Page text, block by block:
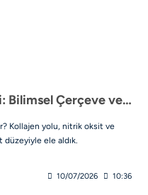
Arjinin Cilt Sağlığına Etkisi: Bilimsel Çerçeve ve Kanıt Durumu
Kollajen yolu, nitrik oksit ve
düzeyiyle ele aldık.
10/07/2026 10:36